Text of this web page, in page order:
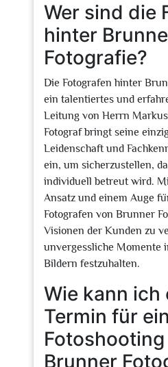
Wer sind die
hinter
Fotografie?
Die Fotografen hinter
ein talentiertes und
Leitung von Herrn
Fotograf bringt seine
Leidenschaft und
ein, um sicherzustellen,
individuell betreut wird.
Ansatz und einem Auge
Fotografen von Brunner
Visionen der Kunden zu
unvergessliche Momente
Bildern festzuhalten.
Wie kann ich
Termin für ein
Brunner